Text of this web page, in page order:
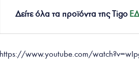
Δείτε όλα τα προϊόντα τηςTigo
https://www.youtube.com/